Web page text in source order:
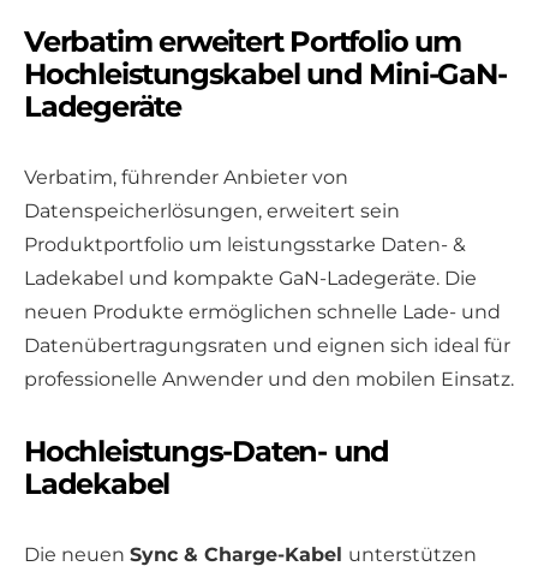
Verbatim erweitert Portfolio um
Hochleistungskabel und Mini-GaN-
Ladegeräte
Verbatim, führender Anbieter von
Datenspeicherlösungen, erweitert sein
Produktportfolio um leistungsstarke Daten- &
Ladekabel und kompakte GaN-Ladegeräte. Die
neuen Produkte ermöglichen schnelle Lade- und
Datenübertragungsraten und eignen sich ideal für
professionelle Anwender und den mobilen Einsatz.
Hochleistungs-Daten- und
Ladekabel
Die neuen Sync & Charge-Kabel unterstützen